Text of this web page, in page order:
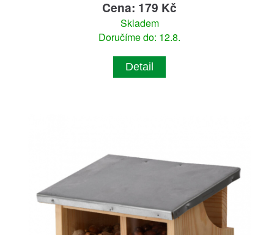
Cena: 179 Kč
Skladem
Doručíme do: 12.8.
Detail